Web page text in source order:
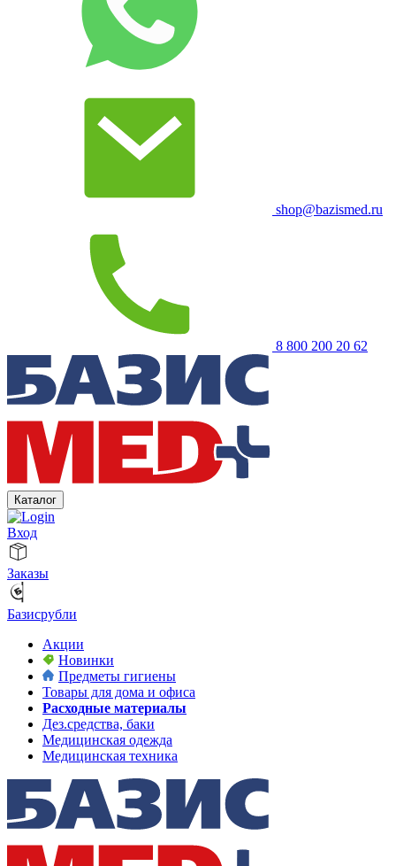
shop@bazismed.ru
8 800 200 20 62
Каталог
Вход
Заказы
Базисрубли
Акции
Новинки
Предметы гигиены
Товары для дома и офиса
Расходные материалы
Дез.средства, баки
Медицинская одежда
Медицинская техника